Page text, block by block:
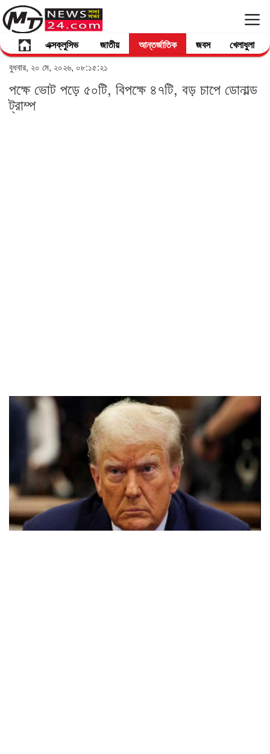
এক্সক্লুসিভ জাতীয় আন্তর্জাতিক জবস খেলাধুলা
বুধবার, ২০ মে, ২০২৬, ০৮:১৫:২১
পক্ষে ভোট পড়ে ৫০টি, বিপক্ষে ৪৭টি, বড় চাপে ডোনাল্ড
ট্রাম্প